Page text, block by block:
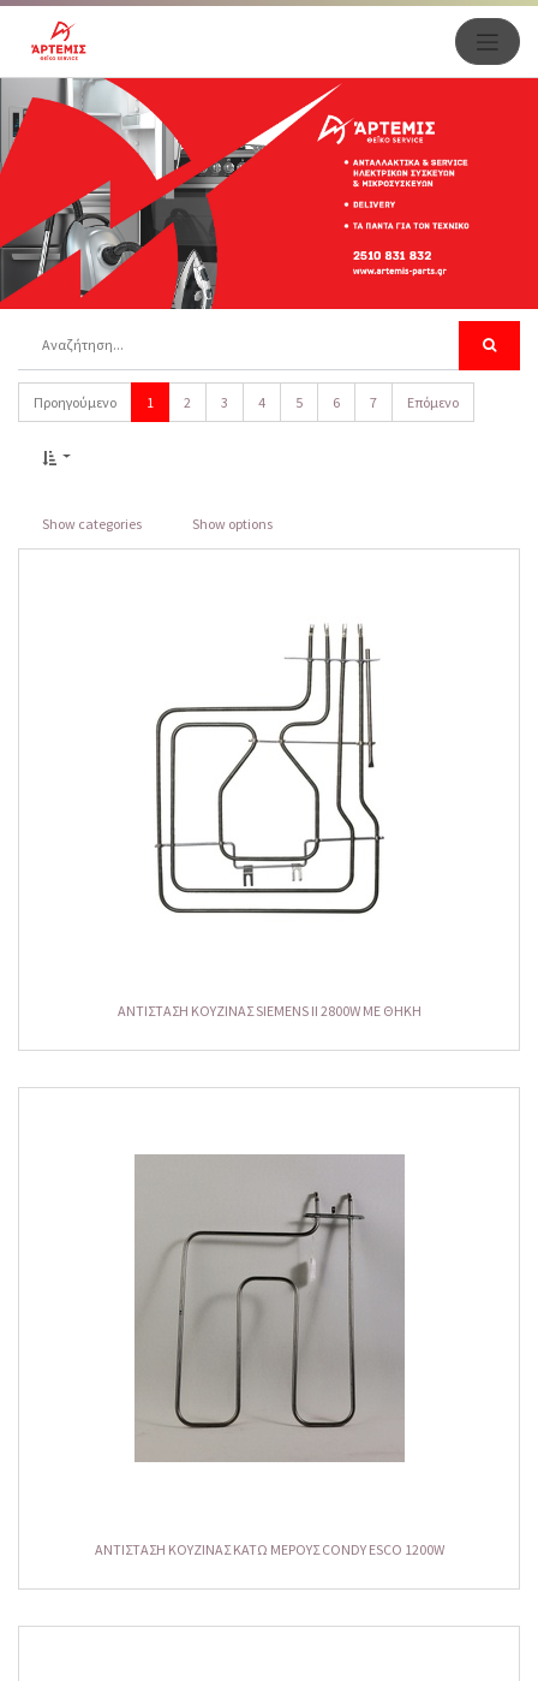
Προηγούμενο 1 2 3 4 5 6 7 Επόμενο
Show categories Show options
ΑΝΤΙΣΤΑΣΗ ΚΟΥΖΙΝΑΣ SIEMENS II 2800W ΜΕ ΘΗΚΗ
ΑΝΤΙΣΤΑΣΗ ΚΟΥΖΙΝΑΣ ΚΑΤΩ ΜΕΡΟΥΣ CONDY ESCO 1200W